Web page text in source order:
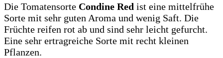
Die Tomatensorte Condine Red ist eine mittelfrühe
Sorte mit sehr guten Aroma und wenig Saft. Die
Früchte reifen rot ab und sind sehr leicht gefurcht.
Eine sehr ertragreiche Sorte mit recht kleinen
Pflanzen.